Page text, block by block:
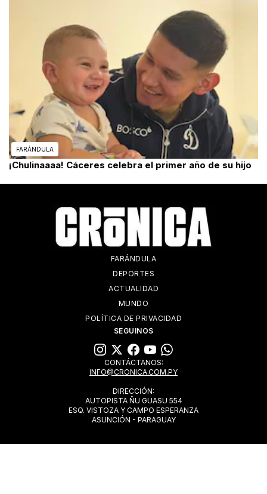
FARÁNDULA
¡Chulinaaaa! Cáceres celebra el primer año de su hijo
FARÁNDULA
DEPORTES
ACTUALIDAD
MUNDO
POLÍTICA DE PRIVACIDAD
SEGUINOS
CONTÁCTANOS:
INFO@CRONICA.COM.PY
DIRECCIÓN:
AUTOPISTA ÑU GUASU 554
ESQ. VISTOZA Y CAMPO ESPERANZA
ASUNCIÓN - PARAGUAY